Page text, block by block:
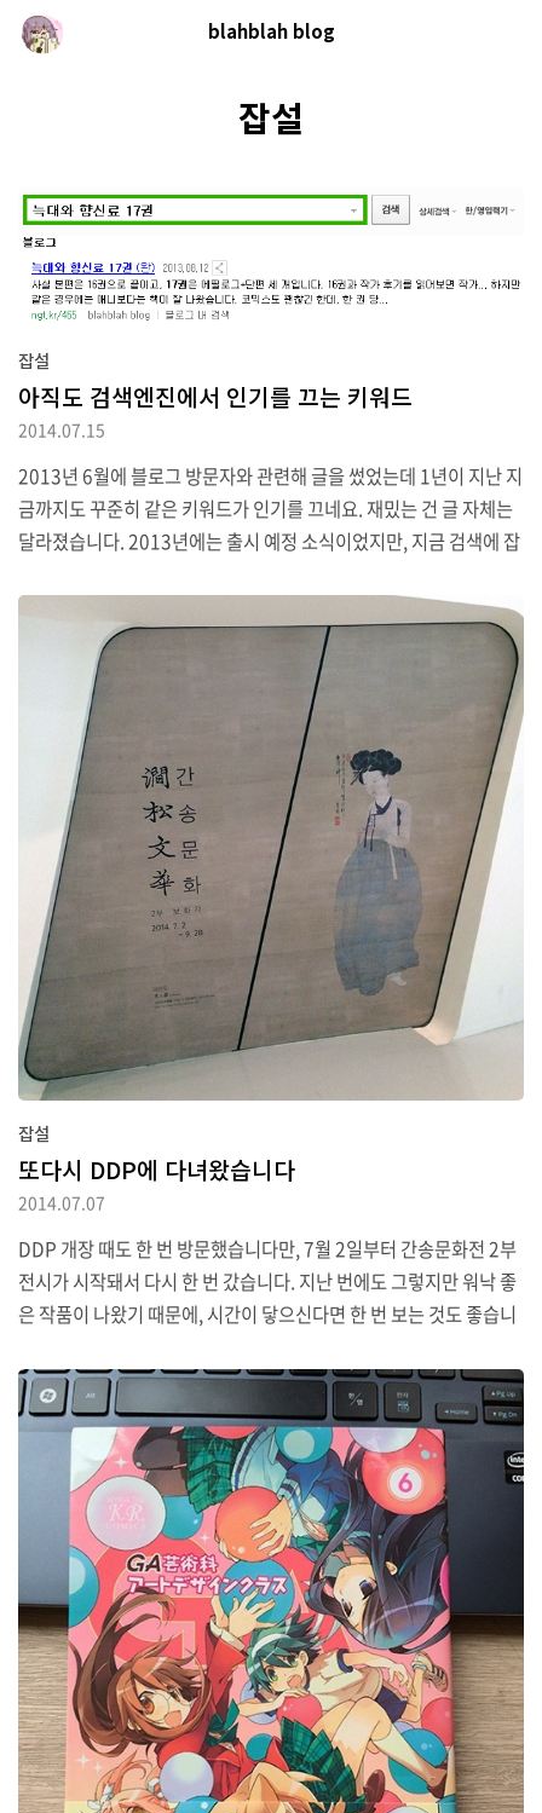
blahblah blog
잡설
잡설
아직도 검색엔진에서 인기를 끄는 키워드
2014.07.15
2013년 6월에 블로그 방문자와 관련해 글을 썼었는데 1년이 지난 지
금까지도 꾸준히 같은 키워드가 인기를 끄네요. 재밌는 건 글 자체는
달라졌습니다. 2013년에는 출시 예정 소식이었지만, 지금 검색에 잡
는 모르겠습니다. 작품에 대한 비평을 쓴 것도 아닌데 말입니다.
잡설
또다시 DDP에 다녀왔습니다
2014.07.07
DDP 개장 때도 한 번 방문했습니다만, 7월 2일부터 간송문화전 2부
전시가 시작돼서 다시 한 번 갔습니다. 지난 번에도 그렇지만 워낙 좋
은 작품이 나왔기 때문에, 시간이 닿으신다면 한 번 보는 것도 좋습니
하니까요. 그렇다고 그냥 글을 끝내기는 아쉬우니 오디오 가이드 이
야기나 해볼까 합니다. 특이하게도 오디오 가이드는 넥서스 7에 전용
어플리케이션을 깔아서 줍니다. 상설 전시가 아닌 것을 감안하면 어
플리케이션 품질은 나쁘지 않지만, 역시 7인치짜리 기기를 손목끈도
없이 들고 다니는 건 조금 부담되기는 합니다.